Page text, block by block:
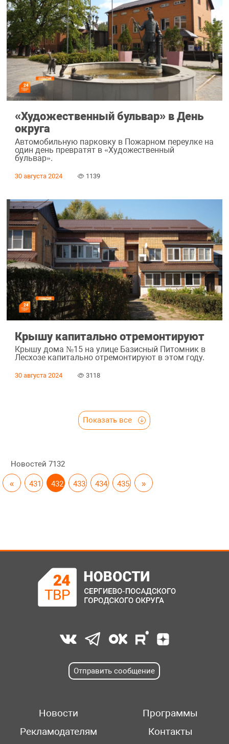
«Художественный бульвар» в День
округа
Автомобильную парковку в Пожарном переулке на
один день превратят в «Художественный
бульвар».
30 августа 2024 1139
Крышу капитально отремонтируют
Крышу дома №15 на улице Базисный Питомник в
Лесхозе капитально отремонтируют в этом году.
30 августа 2024 3118
Показать все
Новостей 7132
« 431 432 433 434 435 »
Отправить сообщение
Новости
Программы
Рекламодателям
Контакты